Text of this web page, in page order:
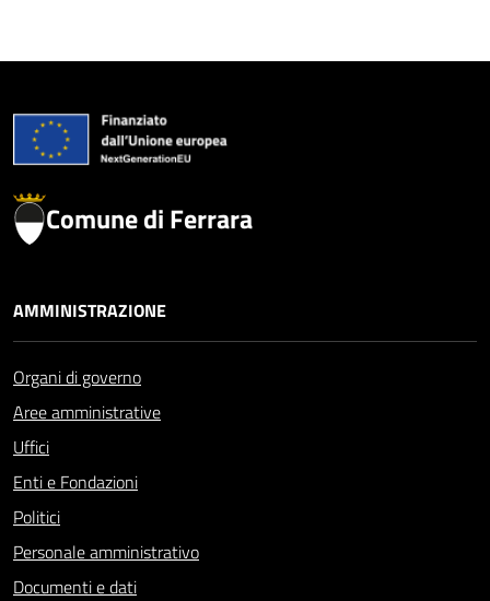
Comune di Ferrara
AMMINISTRAZIONE
Organi di governo
Aree amministrative
Uffici
Enti e Fondazioni
Politici
Personale amministrativo
Documenti e dati